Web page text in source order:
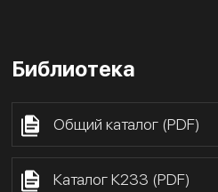
Библиотека
Общий каталог (PDF)
Каталог К233 (PDF)